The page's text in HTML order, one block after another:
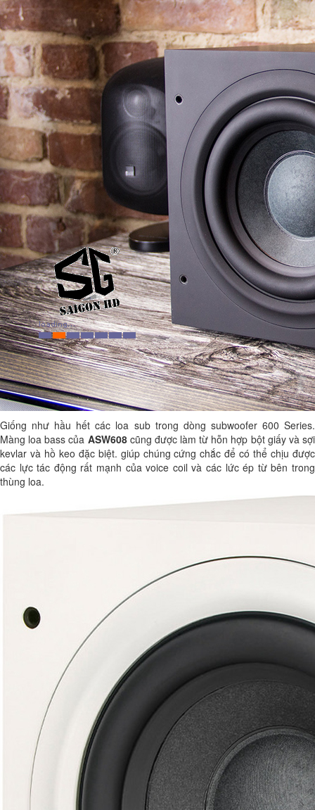
Giống như hầu hết các loa sub trong dòng subwoofer 600 Series.
Màng loa bass của ASW608cũng được làm từ hỗn hợp bột giấy và sợi
kevlar và hồ keo đặc biệt. giúp chúng cứng chắc để có thể chịu được
các lực tác động rất mạnh của voice coil và các lức ép từ bên trong
thùng loa.